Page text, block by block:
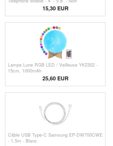
15,30 EUR
Lampe Lune RGB LED / Veilleuse YK2302 -
15cm, 1000mAh
25,60 EUR
Câble USB Type-C Samsung EP-DW700CWE
- 1.5m - Blanc